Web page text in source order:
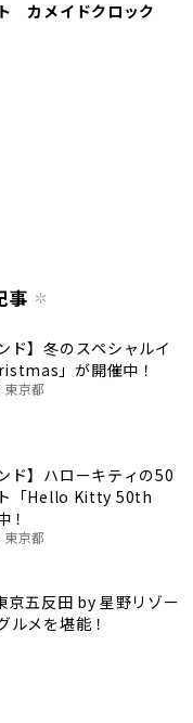
カメイドクロック
事
ド】冬のスペシャルイ
」が開催中！
東京都
ド】ハローキティの50
「Hello Kitty 50th
東京都
京五反田 by 星野リゾー
ルメを堪能！